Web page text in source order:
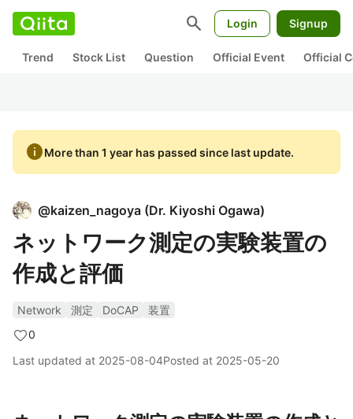
search Login Signup
Trend Stock List Question Official Event Official
infoMore than 1 year has passed since last update.
@kaizen_nagoya (Dr. Kiyoshi Ogawa)
ネットワーク測定の実験装置の
作成と評価
Network 測定 DoCAP
装置
0
Last updated at 2025-08-04Posted at 2025-05-20